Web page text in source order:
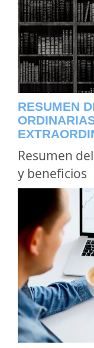
RESUMEN
Resumen
y beneficios